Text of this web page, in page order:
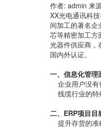
作者: admin 来
XX光电通讯科
间加工的著名
芯等精密加工方
光器件供应商，
国内外认证。
一、信息化管理
企业用户没有
线缆行业的特
二、ERP项目目
提升存货的准